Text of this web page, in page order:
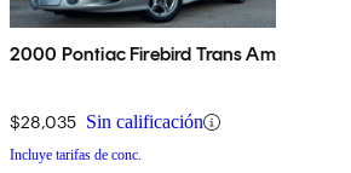
2000 Pontiac Firebird Trans Am
$28,035 Sin calificación
Incluye tarifas de conc.